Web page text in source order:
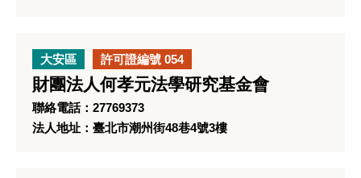
大安區 許可證編號 054
財團法人何孝元法學研究基金會
聯絡電話：27769373
法人地址：臺北市潮州街48巷4號3樓